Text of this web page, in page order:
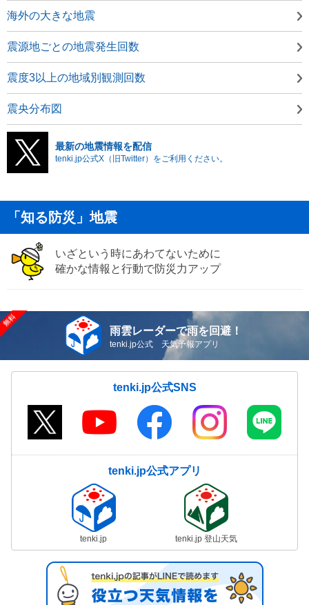
海外の大きな地震
震源地ごとの地震発生回数
震度3以上の地域別観測回数
震央分布図
最新の地震情報を配信
tenki.jp公式X（旧Twitter）をご利用ください。
「知る防災」地震
いざという時にあわてないために
確かな情報と行動で防災力アップ
雨雲レーダーで雨を回避！
tenki.jp公式 天気予報アプリ
tenki.jp公式SNS
tenki.jp公式アプリ
tenki.jp tenki.jp 登山天気